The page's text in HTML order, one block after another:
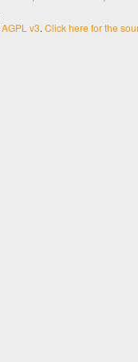
AGPL v3. Click here for the